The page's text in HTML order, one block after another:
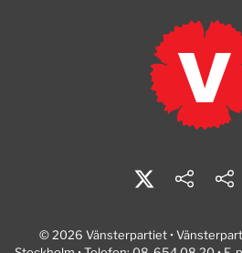
© 2026 Vänsterpartiet •